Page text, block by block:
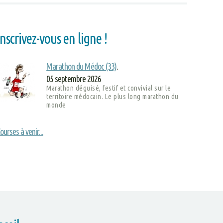
vous en ligne !
Marathon du Médoc (33)
05 septembre 2026
Marathon déguisé, festif et convivial sur le
territoire médocain. Le plus long marathon du
monde
à venir...